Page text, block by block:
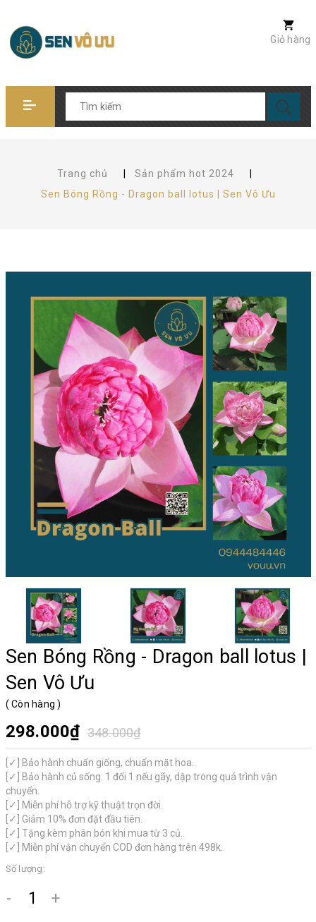
Giỏ hàng
Trang chủ Sản phẩm hot 2024
Sen Bóng Rồng - Dragon ball lotus | Sen Vô Ưu
Sen Bóng Rồng - Dragon ball lotus |
Sen Vô Ưu
( Còn hàng)
298.000₫ 348.000₫
[✓] Bảo hành chuẩn giống, chuẩn mặt hoa.
[✓] Bảo hành củ sống. 1 đổi 1 nếu gãy, dập trong quá trình vận
chuyển.
[✓] Miễn phí hỗ trợ kỹ thuật trọn đời.
[✓] Giảm 10% đơn đặt đầu tiên.
[✓] Tặng kèm phân bón khi mua từ 3 củ.
[✓] Miễn phí vận chuyển COD đơn hàng trên 498k.
Số lượng:
- +